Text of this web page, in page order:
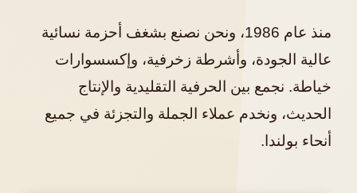
منذ عام 1986، ونحن نصنع بشغف أحزمة نسائية
عالية الجودة، وأشرطة زخرفية، وإكسسوارات
خياطة. نجمع بين الحرفية التقليدية والإنتاج
الحديث، ونخدم عملاء الجملة والتجزئة في جميع
أنحاء بولندا.